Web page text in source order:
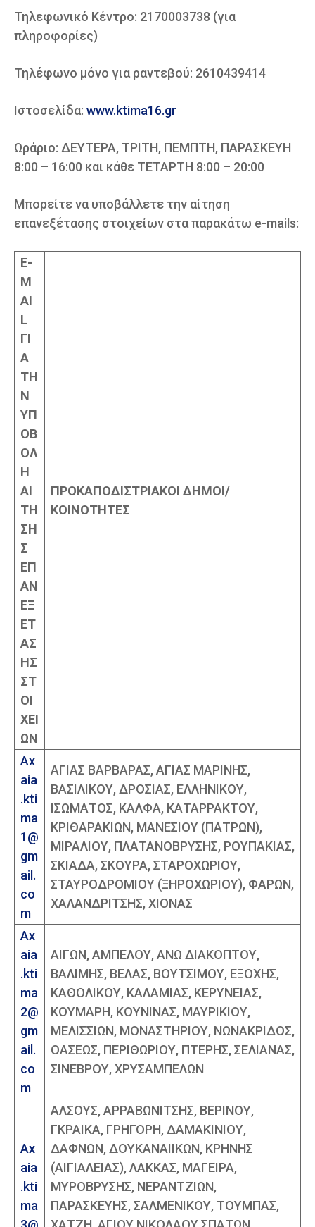
Τηλεφωνικό Κέντρο: 2170003738 (για
πληροφορίες)
Τηλέφωνο μόνο για ραντεβού: 2610439414
Ιστοσελίδα: www.ktima16.gr
Ωράριο: ΔΕΥΤΕΡΑ, ΤΡΙΤΗ, ΠΕΜΠΤΗ, ΠΑΡΑΣΚΕΥΗ
8:00 – 16:00 και κάθε ΤΕΤΑΡΤΗ 8:00 – 20:00
Μπορείτε να υποβάλλετε την αίτηση
επανεξέτασης στοιχείων στα παρακάτω e-mails:
E-
M
AI
L
ΓΙ
Α
ΤΗ
Ν
ΥΠ
ΟΒ
ΟΛ
Η
ΑΙ
ΤΗ
ΣΗ
Σ
ΕΠ
ΑΝ
ΕΞ
ΕΤ
ΑΣ
ΗΣ
ΣΤ
ΟΙ
ΧΕΙ
ΩΝ
ΠΡΟΚΑΠΟΔΙΣΤΡΙΑΚΟΙ ΔΗΜΟΙ/
ΚΟΙΝΟΤΗΤΕΣ
Ax
aia
.kti
ma
1@
gm
ail.
co
m
ΑΓΙΑΣ ΒΑΡΒΑΡΑΣ, ΑΓΙΑΣ ΜΑΡΙΝΗΣ,
ΒΑΣΙΛΙΚΟΥ, ΔΡΟΣΙΑΣ, ΕΛΛΗΝΙΚΟΥ,
ΙΣΩΜΑΤΟΣ, ΚΑΛΦΑ, ΚΑΤΑΡΡΑΚΤΟΥ,
ΚΡΙΘΑΡΑΚΙΩΝ, ΜΑΝΕΣΙΟΥ (ΠΑΤΡΩΝ),
ΜΙΡΑΛΙΟΥ, ΠΛΑΤΑΝΟΒΡΥΣΗΣ, ΡΟΥΠΑΚΙΑΣ,
ΣΚΙΑΔΑ, ΣΚΟΥΡΑ, ΣΤΑΡΟΧΩΡΙΟΥ,
ΣΤΑΥΡΟΔΡΟΜΙΟΥ (ΞΗΡΟΧΩΡΙΟΥ), ΦΑΡΩΝ,
ΧΑΛΑΝΔΡΙΤΣΗΣ, ΧΙΟΝΑΣ
Ax
aia
.kti
ma
2@
gm
ail.
co
m
ΑΙΓΩΝ, ΑΜΠΕΛΟΥ, ΑΝΩ ΔΙΑΚΟΠΤΟΥ,
ΒΑΛΙΜΗΣ, ΒΕΛΑΣ, ΒΟΥΤΣΙΜΟΥ, ΕΞΟΧΗΣ,
ΚΑΘΟΛΙΚΟΥ, ΚΑΛΑΜΙΑΣ, ΚΕΡΥΝΕΙΑΣ,
ΚΟΥΜΑΡΗ, ΚΟΥΝΙΝΑΣ, ΜΑΥΡΙΚΙΟΥ,
ΜΕΛΙΣΣΙΩΝ, ΜΟΝΑΣΤΗΡΙΟΥ, ΝΩΝΑΚΡΙΔΟΣ,
ΟΑΣΕΩΣ, ΠΕΡΙΘΩΡΙΟΥ, ΠΤΕΡΗΣ, ΣΕΛΙΑΝΑΣ,
ΣΙΝΕΒΡΟΥ, ΧΡΥΣΑΜΠΕΛΩΝ
Ax
aia
.kti
ma
ΑΛΣΟΥΣ, ΑΡΡΑΒΩΝΙΤΣΗΣ, ΒΕΡΙΝΟΥ,
ΓΚΡΑΙΚΑ, ΓΡΗΓΟΡΗ, ΔΑΜΑΚΙΝΙΟΥ,
ΔΑΦΝΩΝ, ΔΟΥΚΑΝΑΙΙΚΩΝ, ΚΡΗΝΗΣ
(ΑΙΓΙΑΛΕΙΑΣ), ΛΑΚΚΑΣ, ΜΑΓΕΙΡΑ,
ΜΥΡΟΒΡΥΣΗΣ, ΝΕΡΑΝΤΖΙΩΝ,
ΠΑΡΑΣΚΕΥΗΣ, ΣΑΛΜΕΝΙΚΟΥ, ΤΟΥΜΠΑΣ,